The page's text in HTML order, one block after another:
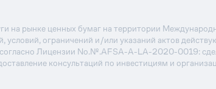
на рынке ценных бумаг на территории
ограничений и/или указаний актов
Лицензии No.№.AFSA-A-LA-2020-0019:
консультаций по инвестициям и